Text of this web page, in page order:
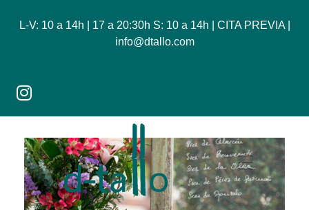
L-V: 10 a 14h | 17 a 20:30h S: 10 a 14h | CITA PREVIA |
info@dtallo.com
Dtallo - Tienda online de flores